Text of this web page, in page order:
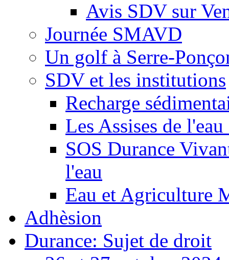
Avis SDV sur
Journée SMAVD
Un golf à Serre-
SDV et les institutions
Recharge
Les Assises de
SOS Durance
l'eau
Eau et Agriculture
Adhèsion
Durance: Sujet de droit